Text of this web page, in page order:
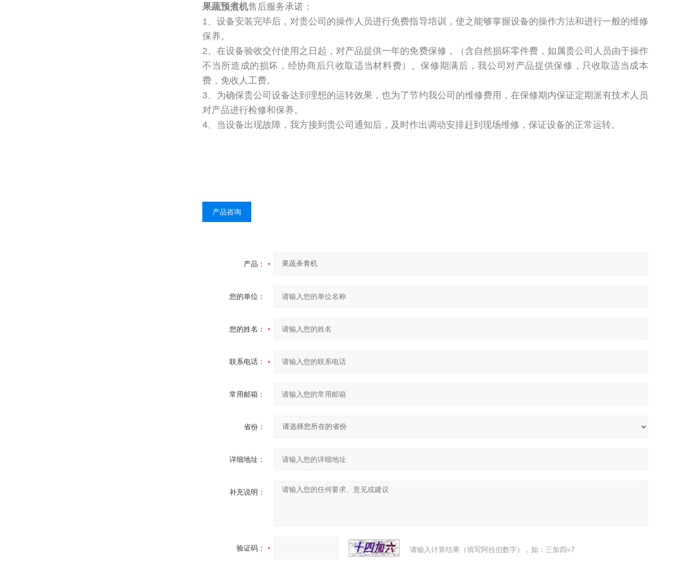
果蔬预煮机售后服务承诺：
1、设备安装完毕后，对贵公司的操作人员进行免费指导培训，使之能够掌握设备的操作方法和进行一般的维修
保养。
2、在设备验收交付使用之日起，对产品提供一年的免费保修，（含自然损坏零件费，如属贵公司人员由于操作
不当所造成的损坏，经协商后只收取适当材料费）。保修期满后，我公司对产品提供保修，只收取适当成本
费，免收人工费。
3、为确保贵公司设备达到理想的运转效果，也为了节约我公司的维修费用，在保修期内保证定期派有技术人员
对产品进行检修和保养。
4、当设备出现故障，我方接到贵公司通知后，及时作出调动安排赶到现场维修，保证设备的正常运转。
产品咨询
产品：
您的单位：
您的姓名：
联系电话：
常用邮箱：
省份：
详细地址：
补充说明：
验证码： 请输入计算结果（填写阿拉伯数字），如：三加四=7